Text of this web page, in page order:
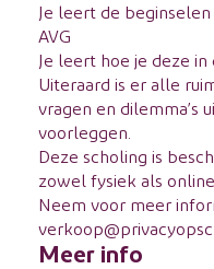
Je leert de
AVG
Je leert hoe je deze
Uiteraard is er alle
vragen en dilemma’s
voorleggen.
Deze scholing is
zowel fysiek als
Neem voor meer
Meer info